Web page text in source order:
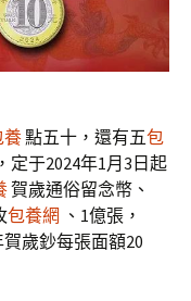
養點五十，還有五包
定于2024年1月3日起
賀歲通俗留念幣、
包養網 、1億張，
歲鈔每張面額20